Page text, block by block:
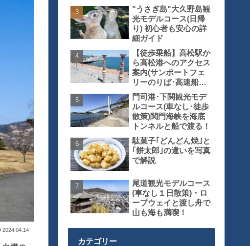
2024.04.14
"うさぎ島"大久野島観
光モデルコース(日帰
り) 初心者も安心の詳
細ガイド
【徒歩乗船】高松駅か
ら高松港へのアクセス
案内(サンポートフェ
リーのりば･高速船の
りば)
門司港･下関観光モデ
ルコース(車なし･徒歩
散策)関門海峡を海底
トンネルと船で渡る！
駄菓子｢どんどん焼｣と
｢餅太郎｣の違いを写真
で解説
尾道観光モデルコース
(車なし１日散策)・ロ
ープウェイと渡し舟で
山も海も満喫！
カテゴリー